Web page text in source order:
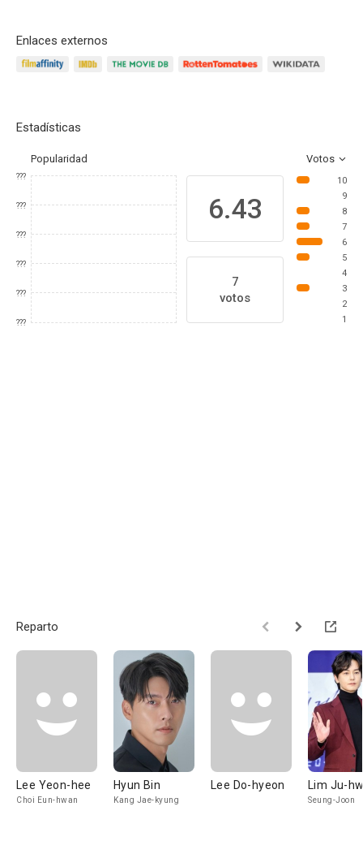
Enlaces externos
Estadísticas
Popularidad Votos
???
???
???
???
???
???
6.43
7
votos
10
9
8
7
6
5
4
3
2
1
Reparto
Lee Yeon-hee
Choi Eun-hwan
Hyun Bin
Kang Jae-kyung
Lee Do-hyeon Lim Ju-
Seung-Joon